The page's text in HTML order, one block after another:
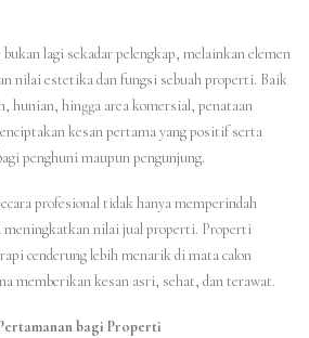
lagi sekadar pelengkap, melainkan elemen
nilai estetika dan fungsi sebuah properti. Baik
hunian, hingga area komersial, penataan
kesan pertama yang positif serta
penghuni maupun pengunjung.
profesional tidak hanya memperindah
nilai jual properti. Properti
cenderung lebih menarik di mata calon
memberikan kesan asri, sehat, dan terawat.
bagi Properti